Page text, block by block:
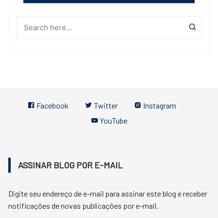
Facebook Twitter
Instagram
YouTube
ASSINAR BLOG POR E-MAIL
Digite seu endereço de e-mail para assinar este blog e receber
notificações de novas publicações por e-mail.